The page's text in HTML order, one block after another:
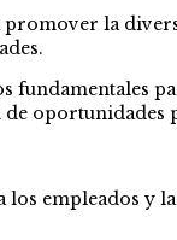
la
oportunidades
empleados y